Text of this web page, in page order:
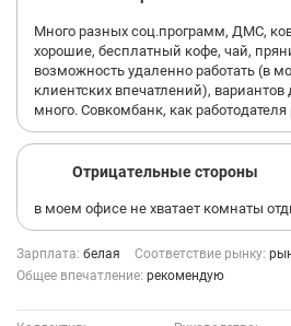
Много разных соц.программ, ДМС,
хорошие, бесплатный кофе, чай,
возможность удаленно работать (в
клиентских впечатлений),
много. Совкомбанк, как
Отрицательные стороны
в моем офисе не хватает комнаты
Зарплата: белая Соответствие рынку:
Общее впечатление: рекомендую